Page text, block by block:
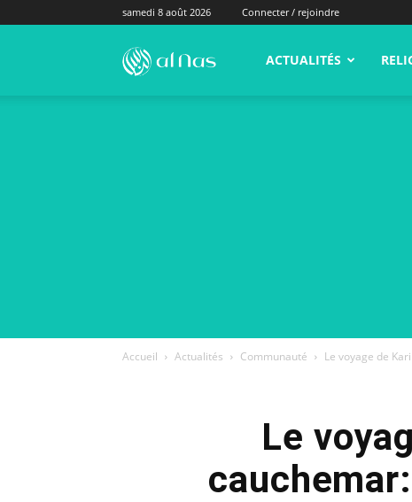
samedi 8 août 2026 Connecter / rejoindre
alNas.fr ACTUALITÉS
Accueil Actualités Communauté Le voyage de
Le